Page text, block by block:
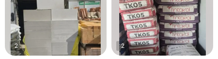
2 2